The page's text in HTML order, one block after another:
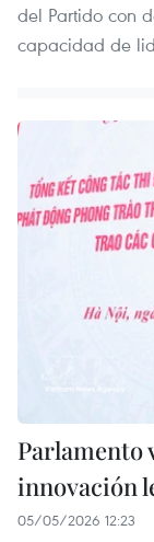
del Partido con
capacidad de
Parlamento
innovación
05/05/2026 12:23